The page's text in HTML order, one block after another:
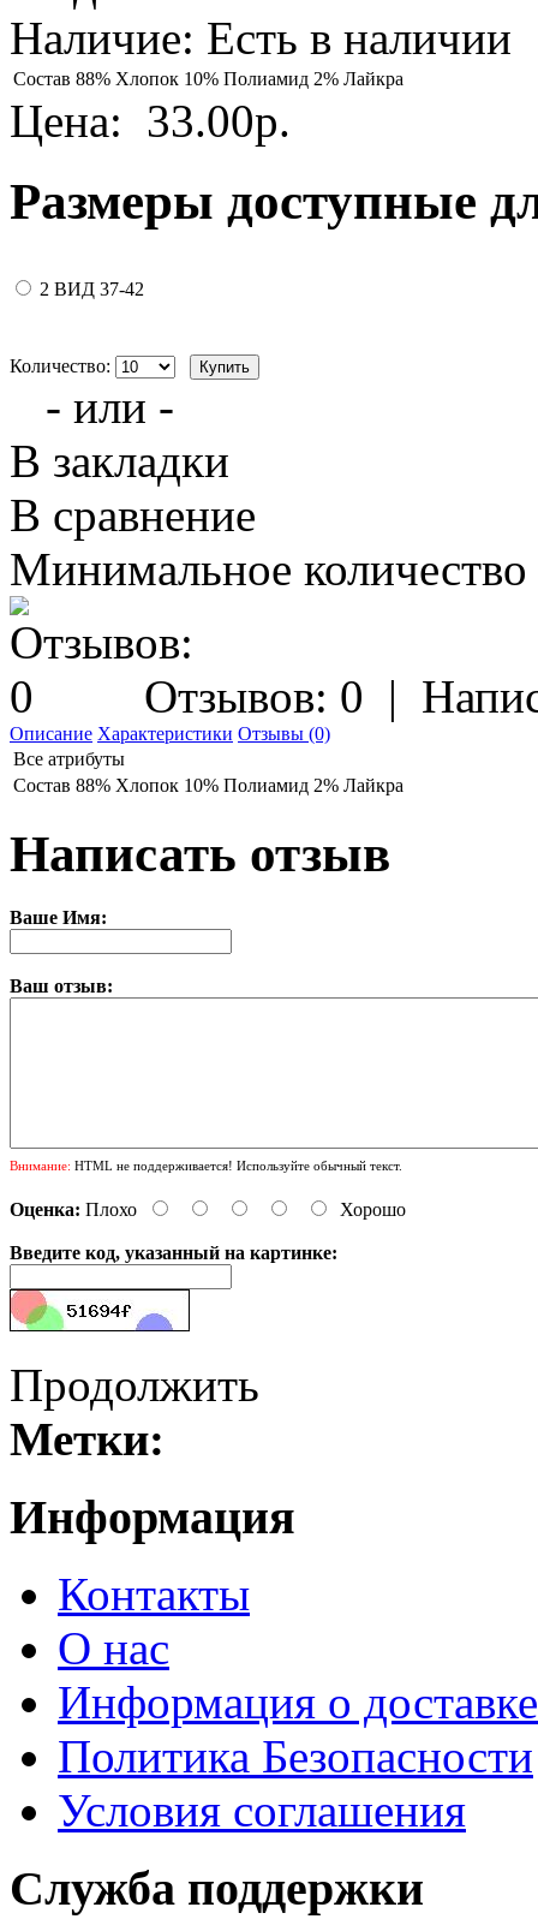
Наличие: Есть в наличии
Состав 88% Хлопок 10% Полиамид 2% Лайкра
Цена: 33.00р.
Размеры доступные
2 ВИД 37-42
Количество:
- или -
В закладки
В сравнение
Минимальное количество
Отзывов: 0 |
Описание Характеристики Отзывы (0)
Все атрибуты
Состав 88% Хлопок 10% Полиамид 2% Лайкра
Написать отзыв
Ваше Имя:
Ваш отзыв:
Внимание: HTML не поддерживается! Используйте обычный текст.
Оценка: Плохо Хорошо
Введите код, указанный на картинке:
Продолжить
Метки:
Информация
Контакты
О нас
Информация о доставке
Политика Безопасности
Условия соглашения
Служба поддержки